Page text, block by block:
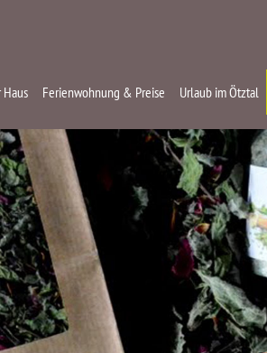
Ferienwohnung & Preise Urlaub im Ötztal